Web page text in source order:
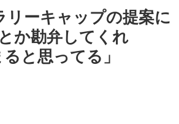
こそノーベル賞だろ！」
騒ぎ
可能でぶっ飛んでると評価した日
だ7.5ゲーム差もあるんだぞ」「毎
んだよ」
リーキャップの提案に
か勘弁してくれ
と思ってる」